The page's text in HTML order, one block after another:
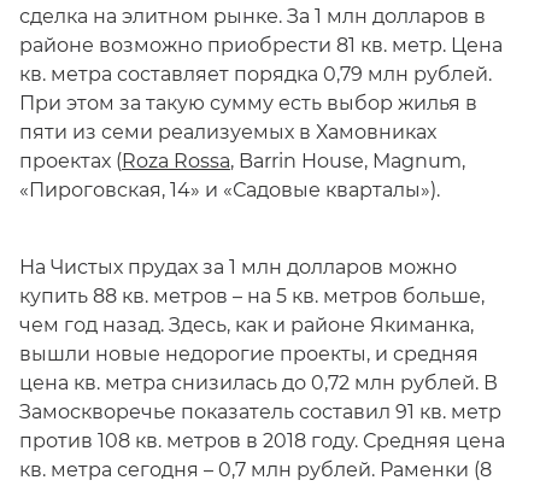
сделка на элитном рынке. За 1 млн долларов в
районе возможно приобрести 81 кв. метр. Цена
кв. метра составляет порядка 0,79 млн рублей.
При этом за такую сумму есть выбор жилья в
пяти из семи реализуемых в Хамовниках
проектах (Roza Rossa, Barrin House, Magnum,
«Пироговская, 14» и «Садовые кварталы»).
На Чистых прудах за 1 млн долларов можно
купить 88 кв. метров – на 5 кв. метров больше,
чем год назад. Здесь, как и районе Якиманка,
вышли новые недорогие проекты, и средняя
цена кв. метра снизилась до 0,72 млн рублей. В
Замоскворечье показатель составил 91 кв. метр
против 108 кв. метров в 2018 году. Средняя цена
кв. метра сегодня – 0,7 млн рублей. Раменки (8